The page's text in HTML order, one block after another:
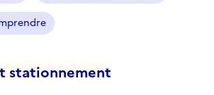
stationnement